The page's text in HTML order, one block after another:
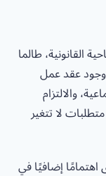
طالما
وجود عقد عمل
والالتزام
لا تتغير
إضافيًا في